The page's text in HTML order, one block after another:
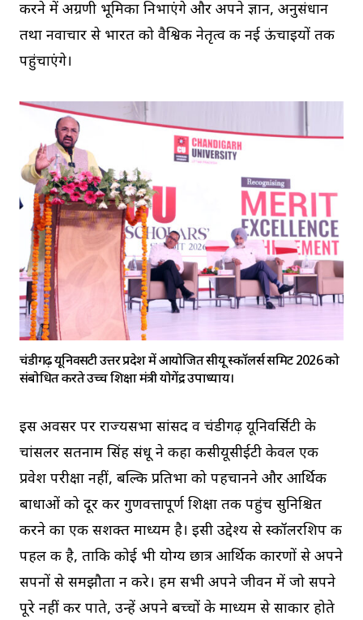
करने में अग्रणी भूमिका निभाएंगे और अपने ज्ञान, अनुसंधान
तथा नवाचार से भारत को वैश्विक नेतृत्व की नई ऊंचाइयों तक
पहुंचाएंगे।
चंडीगढ़ यूनिवर्सिटी उत्तर प्रदेश में आयोजित सीयू स्कॉलर्स समिट 2026 को
संबोधित करते उच्च शिक्षा मंत्री योगेंद्र उपाध्याय।
इस अवसर पर राज्यसभा सांसद व चंडीगढ़ यूनिवर्सिटी के
चांसलर सतनाम सिंह संधू ने कहा कीसीयूसीईटी केवल एक
प्रवेश परीक्षा नहीं, बल्कि प्रतिभा को पहचानने और आर्थिक
बाधाओं को दूर कर गुणवत्तापूर्ण शिक्षा तक पहुंच सुनिश्चित
करने का एक सशक्त माध्यम है। इसी उद्देश्य से स्कॉलरशिप की
पहल की है, ताकि कोई भी योग्य छात्र आर्थिक कारणों से अपने
सपनों से समझौता न करे। हम सभी अपने जीवन में जो सपने
पूरे नहीं कर पाते, उन्हें अपने बच्चों के माध्यम से साकार होते